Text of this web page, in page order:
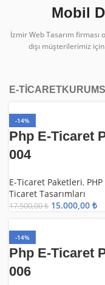
Mobil
İzmir Web Tasarım
dışı müşterilerimiz
E-TİCARET
-14%
Php E-Ticaret
004
E-Ticaret Paketleri, PHP
Ticaret Tasarımları
17.500,00₺ 15.000,00 ₺
-14%
Php E-Ticaret
006